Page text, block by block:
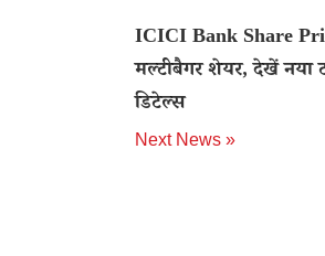
ICICI Bank Share
मल्टीबैगर शेयर, देखें नया
डिटेल्स
Next News »